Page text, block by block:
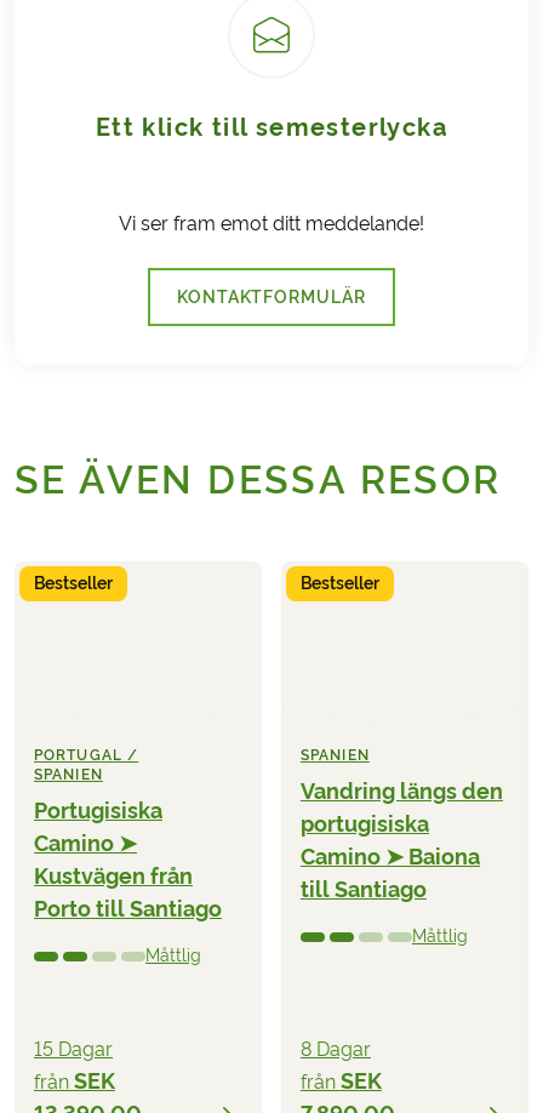
Ett klick till semesterlycka
Vi ser fram emot ditt meddelande!
KONTAKTFORMULÄR
SE ÄVEN DESSA RESOR
Bestseller
PORTUGAL /
SPANIEN
Portugisiska
Camino ➤
Kustvägen från
Porto till Santiago
Måttlig
15 Dagar
från SEK
Bestseller
SPANIEN
Vandring längs den
portugisiska
Camino ➤ Baiona
till Santiago
Måttlig
8 Dagar
från SEK